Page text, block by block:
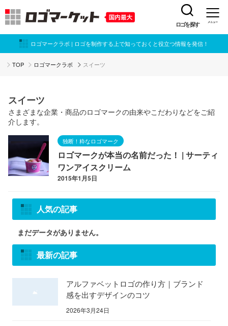
ロゴを探す メニュー
ロゴマークラボ | ロゴを制作する上で知っておくと役立つ情報を発信！
TOP ロゴマークラボ スイーツ
スイーツ
さまざまな企業・商品のロゴマークの由来やこだわりなどをご紹
介します。
独断！粋なロゴマーク
ロゴマークが本当の名前だった！ | サーティ
ワンアイスクリーム
2015年1月5日
人気の記事
まだデータがありません。
最新の記事
アルファベットロゴの作り方｜ブランド
感を出すデザインのコツ
2026年3月24日